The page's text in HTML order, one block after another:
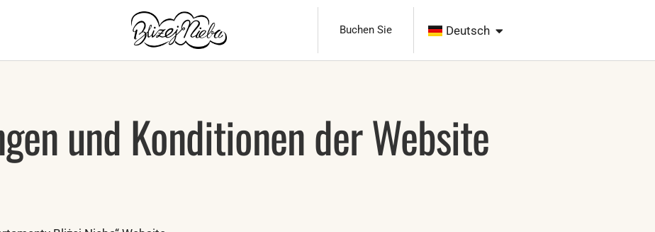
Buchen Sie Deutsch
Čeština
und Konditionen der Website